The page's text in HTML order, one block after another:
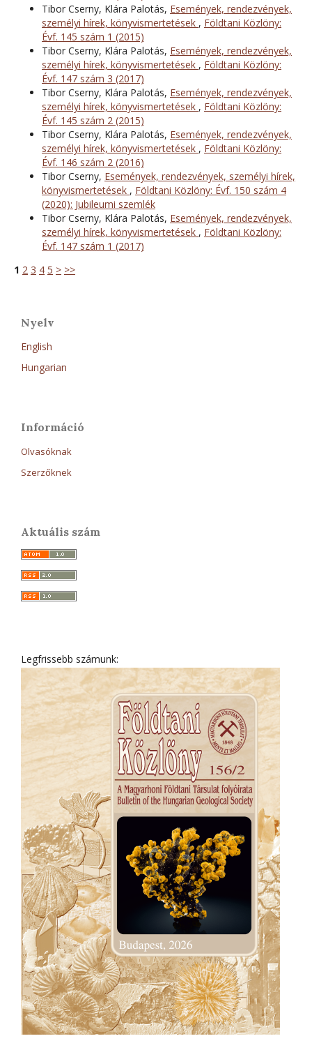
Tibor Cserny, Klára Palotás, Események, rendezvények,
személyi hírek, könyvismertetések , Földtani Közlöny:
Évf. 145 szám 1 (2015)
Tibor Cserny, Klára Palotás, Események, rendezvények,
személyi hírek, könyvismertetések , Földtani Közlöny:
Évf. 147 szám 3 (2017)
Tibor Cserny, Klára Palotás, Események, rendezvények,
személyi hírek, könyvismertetések , Földtani Közlöny:
Évf. 145 szám 2 (2015)
Tibor Cserny, Klára Palotás, Események, rendezvények,
személyi hírek, könyvismertetések , Földtani Közlöny:
Évf. 146 szám 2 (2016)
Tibor Cserny, Események, rendezvények, személyi hírek,
könyvismertetések , Földtani Közlöny: Évf. 150 szám 4
(2020): Jubileumi szemlék
Tibor Cserny, Klára Palotás, Események, rendezvények,
személyi hírek, könyvismertetések , Földtani Közlöny:
Évf. 147 szám 1 (2017)
1 2 3 4 5 > >>
Nyelv
English
Hungarian
Információ
Olvasóknak
Szerzőknek
Aktuális szám
Legfrissebb számunk: